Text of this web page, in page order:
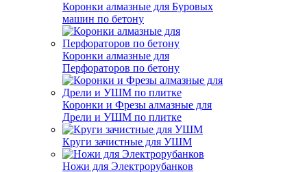
Коронки алмазные для Буровых
машин по бетону
Коронки алмазные для
Перфораторов по бетону
Коронки и Фрезы алмазные для
Дрели и УШМ по плитке
Круги зачистные для УШМ
Ножи для Электрорубанков